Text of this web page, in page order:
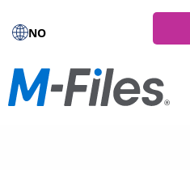
NO